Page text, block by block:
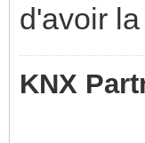
d'avoir
KNX